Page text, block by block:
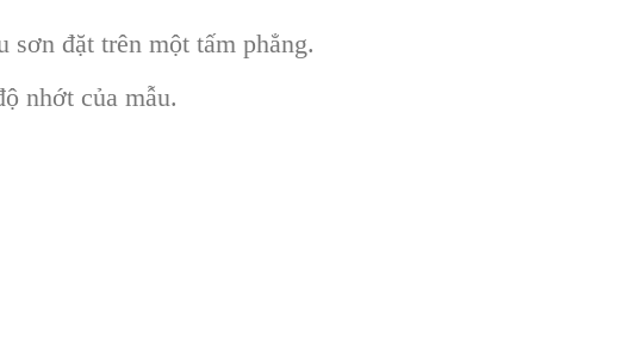
đặt trên một tấm phẳng.
nhớt của mẫu.